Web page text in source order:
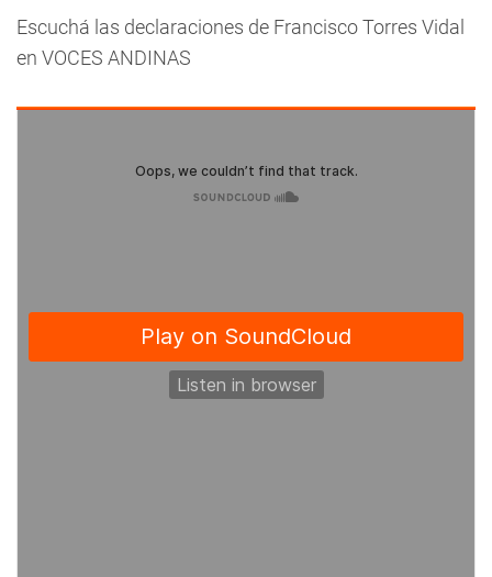
Escuchá las declaraciones de Francisco Torres Vidal
en VOCES ANDINAS